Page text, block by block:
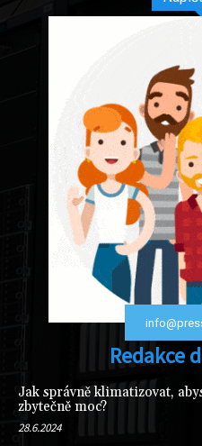
Redakce
Jak správně klimatizovat,
zbytečně moc?
28.6.2024